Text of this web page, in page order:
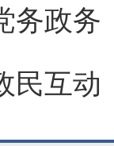
务政务
民互动